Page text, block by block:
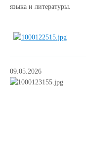
языка и литературы.
09.05.2026